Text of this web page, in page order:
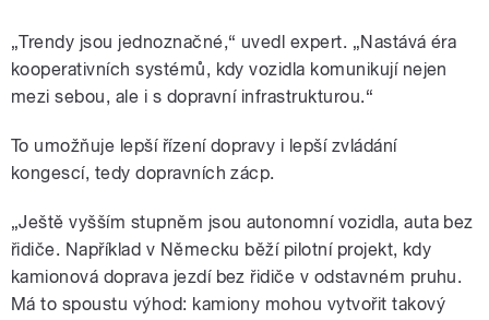
„Trendy jsou jednoznačné,“ uvedl expert. „Nastává éra
kooperativních systémů, kdy vozidla komunikují nejen
mezi sebou, ale i s dopravní infrastrukturou.“
To umožňuje lepší řízení dopravy i lepší zvládání
kongescí, tedy dopravních zácp.
„Ještě vyšším stupněm jsou autonomní vozidla, auta bez
řidiče. Například v Německu běží pilotní projekt, kdy
kamionová doprava jezdí bez řidiče v odstavném pruhu.
Má to spoustu výhod: kamiony mohou vytvořit takový